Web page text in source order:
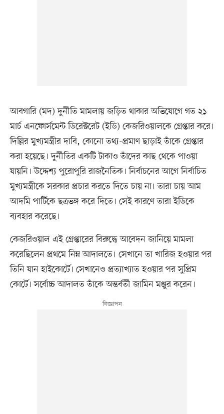
আবগারি (মদ) দুর্নীতি মামলায় জড়িত থাকার অভিযোগে গত ২১
মার্চ এনফোর্সমেন্ট ডিরেক্টরেট (ইডি) কেজরিওয়ালকে গ্রেপ্তার করে।
দিল্লির মুখ্যমন্ত্রীর দাবি, কোনো তথ্য-প্রমাণ ছাড়াই তাঁকে গ্রেপ্তার
করা হয়েছে। দুর্নীতির একটি টাকাও তাঁদের কাছ থেকে পাওয়া
যায়নি। উদ্দেশ্য পুরোপুরি রাজনৈতিক। নির্বাচনের আগে নির্বাচিত
মুখ্যমন্ত্রীকে সরকার প্রচার করতে দিতে চায় না। তারা চায় আম
আদমি পার্টিকে ছত্রভঙ্গ করে দিতে। সেই কারণে তারা ইডিকে
ব্যবহার করেছে।
কেজরিওয়াল এই গ্রেপ্তারের বিরুদ্ধে আবেদন জানিয়ে মামলা
করেছিলেন প্রথমে নিম্ন আদালতে। সেখানে তা খারিজ হওয়ার পর
তিনি যান হাইকোর্টে। সেখানেও প্রত্যাখ্যাত হওয়ার পর সুপ্রিম
কোর্টে। সর্বোচ্চ আদালত তাঁকে অন্তর্বর্তী জামিন মঞ্জুর করেন।